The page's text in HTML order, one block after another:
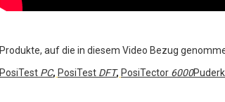
Produkte, auf die in diesem Video Bezug
PosiTest PC, PosiTest DFT, PosiTector 6000